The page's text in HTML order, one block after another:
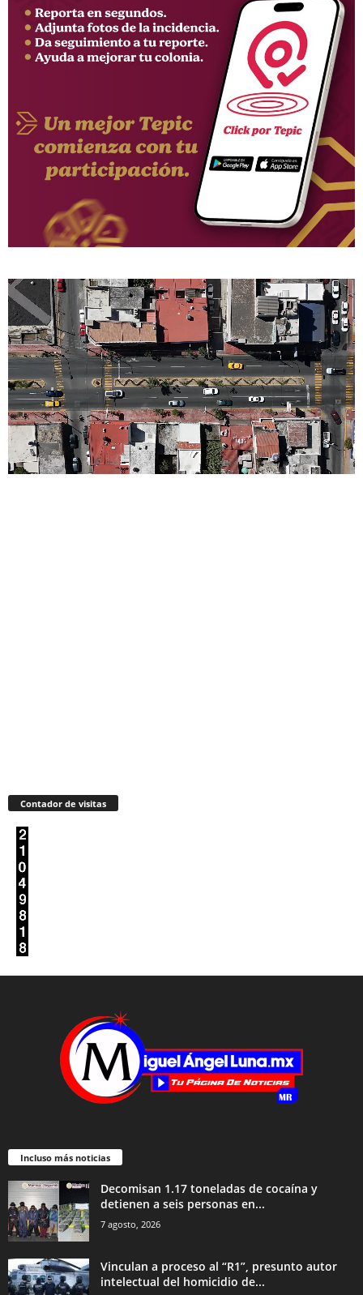
Contador de visitas
Incluso más noticias
Decomisan 1.17 toneladas de cocaína y
detienen a seis personas en...
7 agosto, 2026
Vinculan a proceso al “R1”, presunto autor
intelectual del homicidio de...